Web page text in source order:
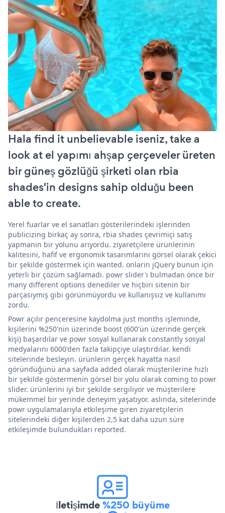
Hala find it unbelievable iseniz, take a
look at el yapımı ahşap çerçeveler üreten
bir güneş gözlüğü şirketi olan rbia
shades'in designs sahip olduğu been
able to create.
Yerel fuarlar ve el sanatları gösterilerindeki işlerinden
publicizing birkaç ay sonra, rbia shades çevrimiçi satış
yapmanın bir yolunu arıyordu. ziyaretçilere ürünlerinin
kalitesini, hafif ve ergonomik tasarımlarını görsel olarak çekici
bir şekilde göstermek için wanted. onların jQuery bunun için
yeterli bir çözüm sağlamadı. powr slider'ı bulmadan önce bir
many different options denediler ve hiçbiri sitenin bir
parçasıymış gibi görünmüyordu ve kullanışsız ve kullanımı
zordu.
Powr açılır penceresine kaydolma just months işleminde,
kişilerini %250'nin üzerinde boost (600'ün üzerinde gerçek
kişi) başardılar ve powr sosyal kullanarak constantly sosyal
medyalarını 6000'den fazla takipçiye ulaştırdılar. kendi
sitelerinde besleyin. ürünlerin gerçek hayatta nasıl
göründüğünü ana sayfada added olarak müşterilerine hızlı
bir şekilde göstermenin görsel bir yolu olarak coming to powr
slider. ürünlerini iyi bir şekilde sergiliyor ve müşterilere
mükemmel bir yerinde deneyim yaşatıyor. aslında, sitelerinde
powr uygulamalarıyla etkileşime giren ziyaretçilerin
sitelerindeki diğer kişilerden 2,5 kat daha uzun süre
etkileşimde bulundukları reported.
İletişimde%250 büyüme